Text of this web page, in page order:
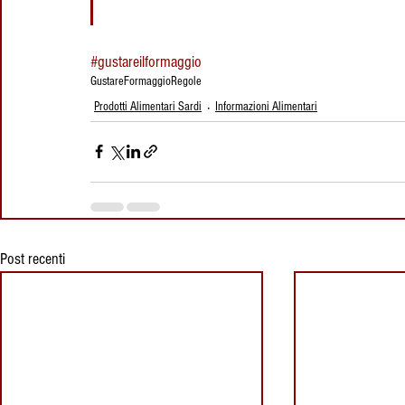
#gustareilformaggio
GustareFormaggioRegole
Prodotti Alimentari Sardi
Informazioni Alimentari
Post recenti